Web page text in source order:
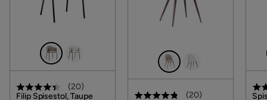
Oppredbar
Oppbevaringstype Oppbevaring under setet
Øvrig
(20)
Filip Spisestol, Taupe
(20)